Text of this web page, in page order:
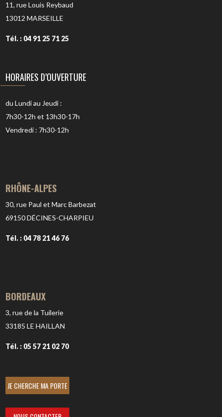
11, rue Louis Reybaud
13012MARSEILLE
Tél. : 04 91 25 71 25
HORAIRES D’OUVERTURE
du Lundi au Jeudi :
7h30-12h et 13h30-17h
Vendredi : 7h30-12h
RHÔNE-ALPES
30, rue Paul et Marc Barbezat
69150DÉCINES-CHARPIEU
Tél. : 04 78 21 46 76
BORDEAUX
3, rue de la Tuilerie
33185LE HAILLAN
Tél. : 05 57 21 02 70
JE CHERCHE MA PORTE